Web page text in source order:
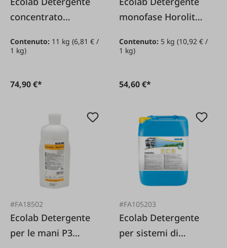
concentrato
Inciprop V
Contenuto: 11 kg (6,81 € /
1 kg)
74,90 €*
monofase Horolith
Contenuto: 5 kg(10,92 € /
1 kg)
54,60 €*
#FA18502
Ecolab Detergente
per le mani P3
#FA105203
Ecolab Detergente
per sistemi di